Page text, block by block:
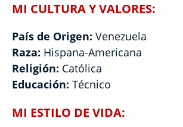
MI CULTURA Y VALORES:
País de Origen: Venezuela
Raza: Hispana-Americana
Religión: Católica
Educación: Técnico
MI ESTILO DE VIDA: